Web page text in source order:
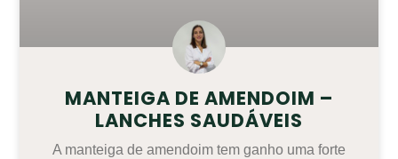
MANTEIGA DE AMENDOIM –
LANCHES SAUDÁVEIS
A manteiga de amendoim tem ganho uma forte